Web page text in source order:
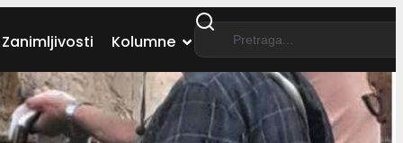
Zanimljivosti Kolumne